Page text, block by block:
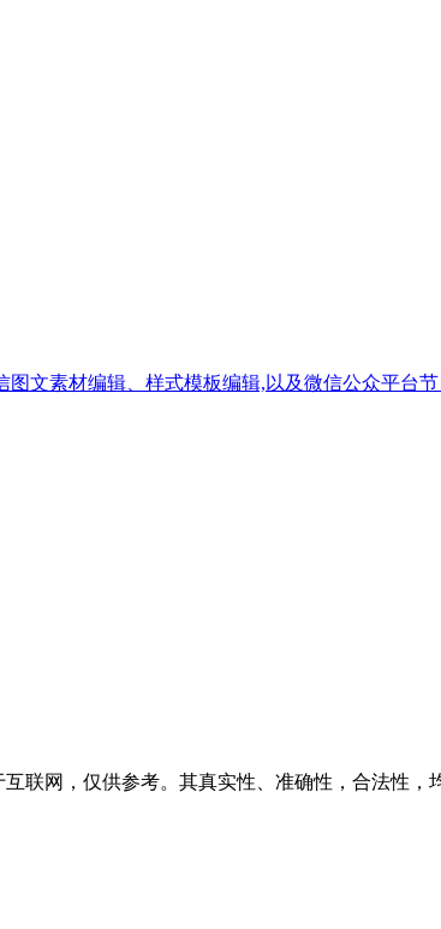
文素材编辑、样式模板编辑,以及微信公众平台节
联网，仅供参考。其真实性、准确性，合法性，